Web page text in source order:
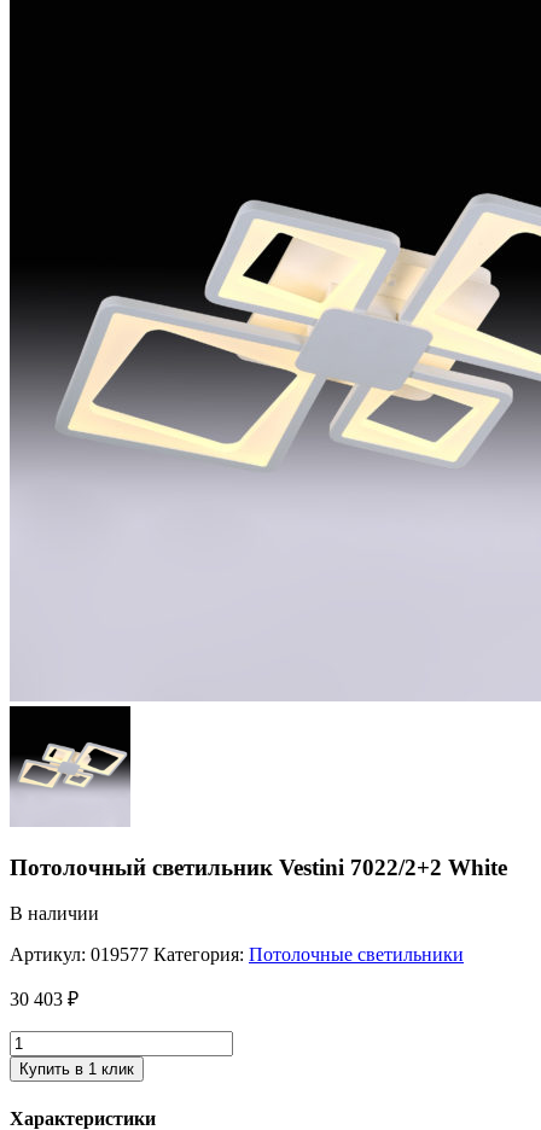
Потолочный светильник Vestini 7022/2+2 White
В наличии
Артикул: 019577 Категория: Потолочные светильники
30 403 ₽
Купить в 1 клик
Характеристики